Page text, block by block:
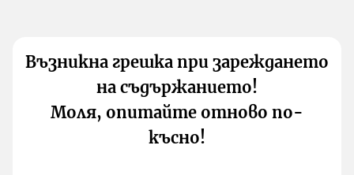
Възникна грешка при зареждането
на съдържанието!
Моля, опитайте отново по-
късно!